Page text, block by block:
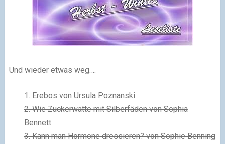
Und wieder etwas weg….
1. Erebos von Ursula Poznanski
2. Wie Zuckerwatte mit Silberfäden von Sophia
Bennett
3. Kann man Hormone dressieren? von Sophie Benning